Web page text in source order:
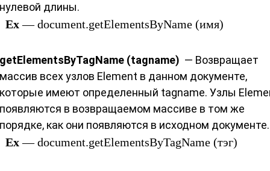
нулевой длины.
Ex— document.getElementsByName (имя)
getElementsByTagName (tagname) — Возвращает
массив всех узлов Element в данном документе,
которые имеют определенный tagname. Узлы
появляются в возвращаемом массиве в том же
порядке, как они появляются в исходном документе.
Ex— document.getElementsByTagName (тэг)